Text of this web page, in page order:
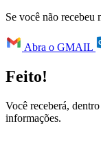
Se você não recebeu
Abra o GMAIL
Feito!
Você receberá,
informações.